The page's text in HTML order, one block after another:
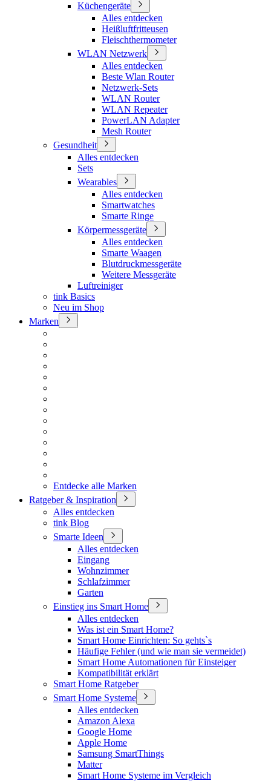
Küchengeräte
Alles entdecken
Heißluftfritteusen
Fleischthermometer
WLAN Netzwerk
Alles entdecken
Beste Wlan Router
Netzwerk-Sets
WLAN Router
WLAN Repeater
PowerLAN Adapter
Mesh Router
Gesundheit
Alles entdecken
Sets
Wearables
Alles entdecken
Smartwatches
Smarte Ringe
Körpermessgeräte
Alles entdecken
Smarte Waagen
Blutdruckmessgeräte
Weitere Messgeräte
Luftreiniger
tink Basics
Neu im Shop
Marken
Entdecke alle Marken
Ratgeber & Inspiration
Alles entdecken
tink Blog
Smarte Ideen
Alles entdecken
Eingang
Wohnzimmer
Schlafzimmer
Garten
Einstieg ins Smart Home
Alles entdecken
Was ist ein Smart Home?
Smart Home Einrichten: So gehts`s
Häufige Fehler (und wie man sie vermeidet)
Smart Home Automationen für Einsteiger
Kompatibilität erklärt
Smart Home Ratgeber
Smart Home Systeme
Alles entdecken
Amazon Alexa
Google Home
Apple Home
Samsung SmartThings
Matter
Smart Home Systeme im Vergleich